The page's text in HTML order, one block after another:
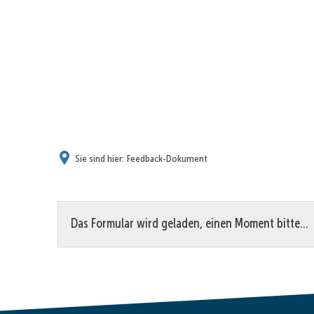
Sie sind hier: Feedback-Dokument
Feedback-Das Formular wird geladen, einen Moment bitte…